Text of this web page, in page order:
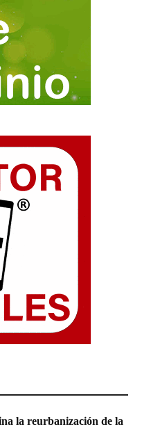
la reurbanización de la